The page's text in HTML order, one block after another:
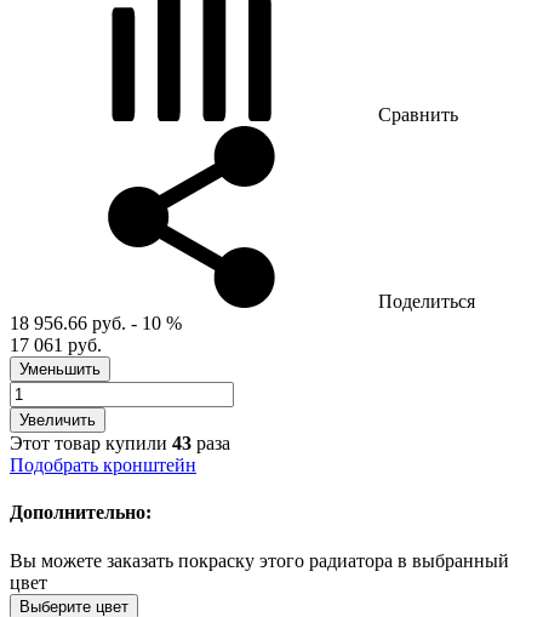
Сравнить
Поделиться
18 956.66 руб. - 10 %
17 061 руб.
Уменьшить
Увеличить
Этот товар купили 43 раза
Подобрать кронштейн
Дополнительно:
Вы можете заказать покраску этого радиатора в выбранный
цвет
Выберите цвет